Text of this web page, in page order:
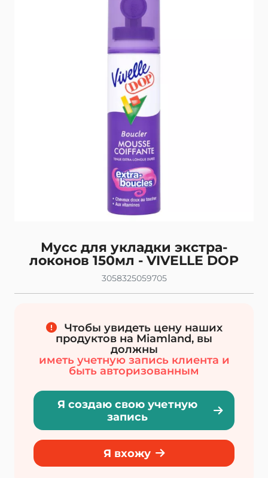
Мусс для укладки экстра-
локонов 150мл - VIVELLE DOP
3058325059705
Чтобы увидеть цену наших
продуктов на Miamland, вы
должны
иметь учетную запись клиента и
быть авторизованным
Я создаю свою учетную
запись
Я вхожу